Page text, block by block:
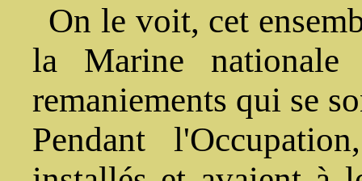
On le voit, cet
la Marine
remaniements qui se
Pendant